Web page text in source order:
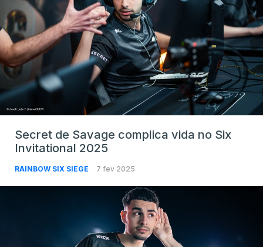
Secret de Savage complica vida no Six
Invitational 2025
RAINBOW SIX SIEGE 7 fev 2025